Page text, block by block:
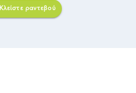
Κλείστε ραντεβού